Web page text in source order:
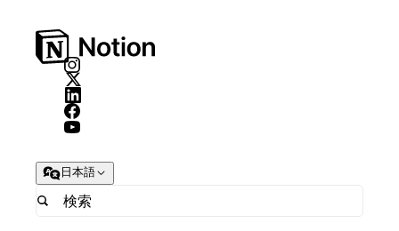
日本語